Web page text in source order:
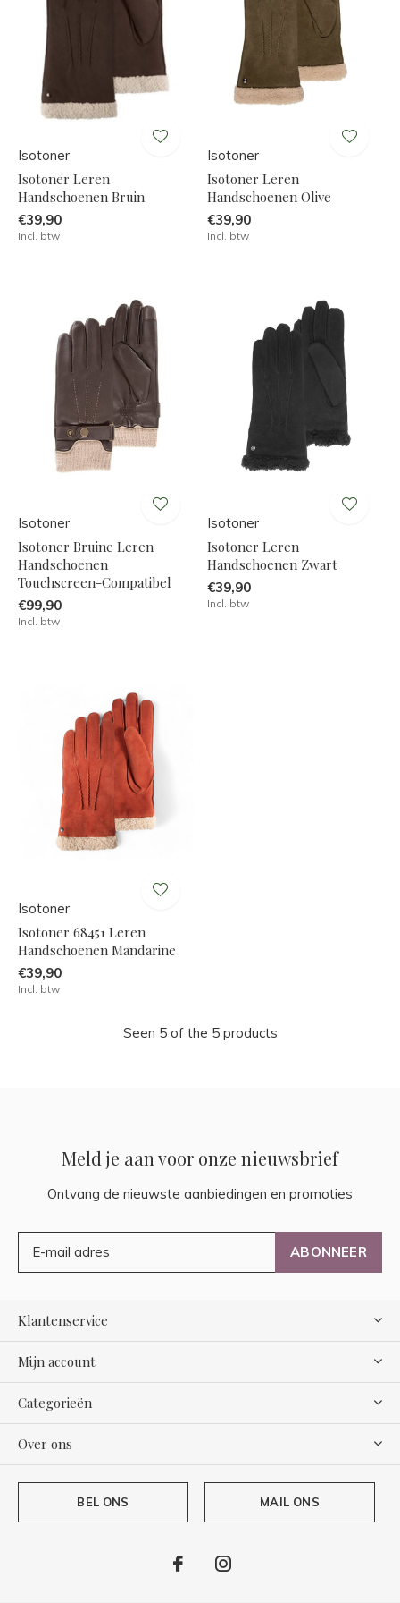
Isotoner
Isotoner Leren
Handschoenen Bruin
€39,90
Incl. btw
Isotoner
Isotoner Leren
Handschoenen Olive
€39,90
Incl. btw
Isotoner
Isotoner Bruine Leren
Handschoenen
Touchscreen-Compatibel
€99,90
Incl. btw
Isotoner
Isotoner Leren
Handschoenen Zwart
€39,90
Incl. btw
Isotoner
Isotoner 68451 Leren
Handschoenen Mandarine
€39,90
Incl. btw
Seen 5 of the 5 products
Meld je aan voor onze nieuwsbrief
Ontvang de nieuwste aanbiedingen en promoties
ABONNEER
Klantenservice
Mijn account
Categorieën
Over ons
BEL ONS MAIL ONS